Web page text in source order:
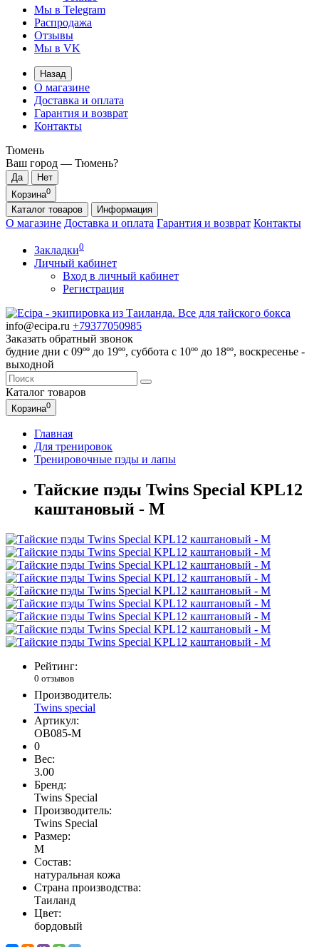
Мы в Telegram
Распродажа
Отзывы
Мы в VK
Назад
О магазине
Доставка и оплата
Гарантия и возврат
Контакты
Тюмень
Ваш город — Тюмень?
Корзина0
Каталог товаров Информация
О магазине Доставка и оплата Гарантия и возврат Контакты
Закладки0
Личный кабинет
Вход в личный кабинет
Регистрация
info@ecipa.ru +79377050985
Заказать обратный звонок
будние дни с 09ºº до 19ºº, суббота с 10ºº до 18ºº, воскресенье -
выходной
Каталог товаров
Корзина0
Главная
Для тренировок
Тренировочные пэды и лапы
Тайские пэды Twins Special KPL12
каштановый - M
Рейтинг:
0 отзывов
Производитель:
Twins special
Артикул:
OB085-M
0
Вес:
3.00
Бренд:
Twins Special
Производитель:
Twins Special
Размер:
M
Состав:
натуральная кожа
Страна производства:
Таиланд
Цвет:
бордовый